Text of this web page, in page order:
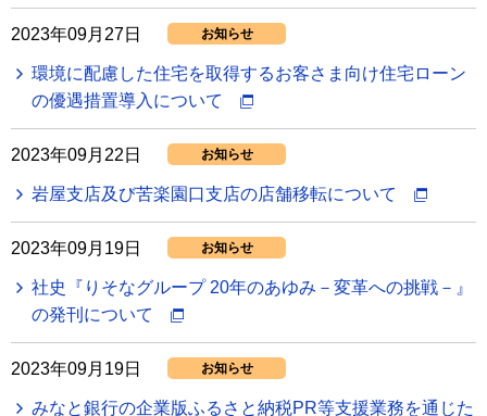
2023年09月27日 お知らせ
環境に配慮した住宅を取得するお客さま向け住宅ローン
の優遇措置導入について
2023年09月22日 お知らせ
岩屋支店及び苦楽園口支店の店舗移転について
2023年09月19日 お知らせ
社史『りそなグループ 20年のあゆみ－変革への挑戦－』
の発刊について
2023年09月19日 お知らせ
みなと銀行の企業版ふるさと納税PR等支援業務を通じた